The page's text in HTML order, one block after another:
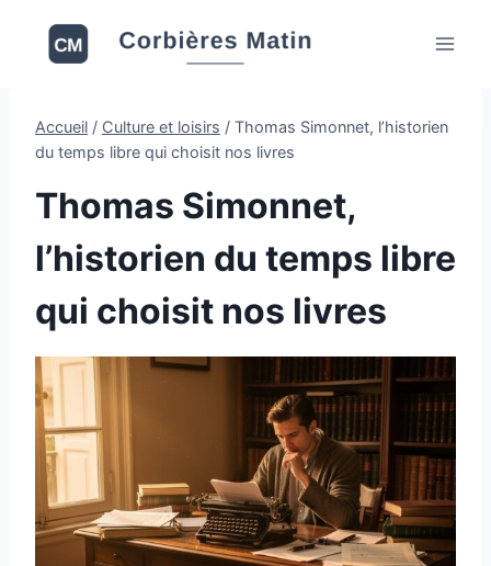
Accueil / Culture et loisirs / Thomas Simonnet, l’historien
du temps libre qui choisit nos livres
Thomas Simonnet,
l’historien du temps libre
qui choisit nos livres